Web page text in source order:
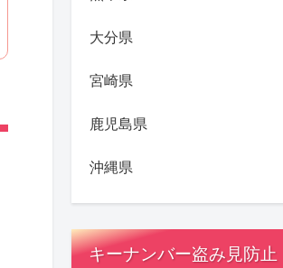
大分県
宮崎県
鹿児島県
沖縄県
キーナンバー盗み見防止